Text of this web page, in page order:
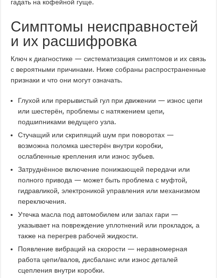
гадать на кофейной гуще.
Симптомы неисправностей
и их расшифровка
Ключ к диагностике — систематизация симптомов и их связь
с вероятными причинами. Ниже собраны распространенные
признаки и что они могут означать.
Глухой или прерывистый гул при движении — износ цепи
или шестерён, проблемы с натяжением цепи,
подшипниками ведущего узла.
Стучащий или скрипящий шум при поворотах —
возможна поломка шестерён внутри коробки,
ослабленные крепления или износ зубьев.
Затруднённое включение понижающей передачи или
полного привода — может быть проблема с муфтой,
гидравликой, электроникой управления или механизмом
переключения.
Утечка масла под автомобилем или запах гари —
указывает на повреждение уплотнений или прокладок, а
также на перегрев рабочей жидкости.
Появление вибраций на скорости — неравномерная
работа цепи/валов, дисбаланс или износ деталей
сцепления внутри коробки.